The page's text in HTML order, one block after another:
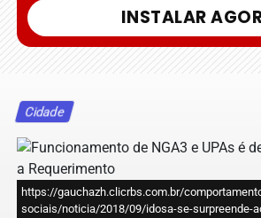
INSTALAR
Cidade
https://gauchazh.clicrbs.com.br/
sociais/noticia/2018/09/idosa-se-surpreende-